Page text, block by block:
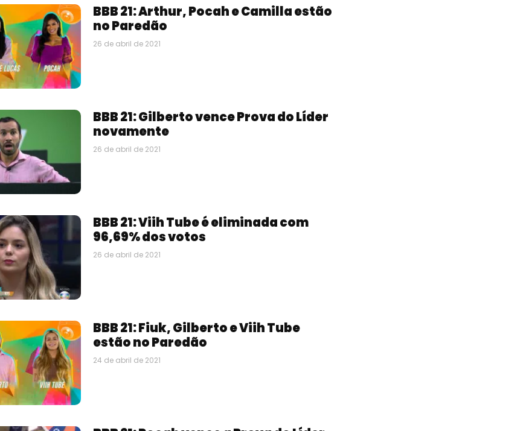
BBB 21: Arthur, Pocah e Camilla estão
no Paredão
26 de abril de 2021
BBB 21: Gilberto vence Prova do Líder
novamente
26 de abril de 2021
BBB 21: Viih Tube é eliminada com
96,69% dos votos
26 de abril de 2021
BBB 21: Fiuk, Gilberto e Viih Tube
estão no Paredão
24 de abril de 2021